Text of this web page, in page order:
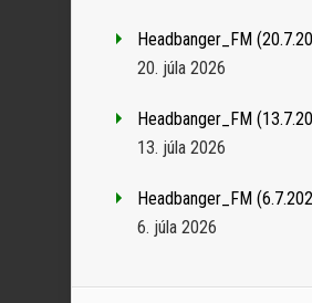
Headbanger_FM
20. júla 2026
Headbanger_FM
13. júla 2026
Headbanger_FM
6. júla 2026